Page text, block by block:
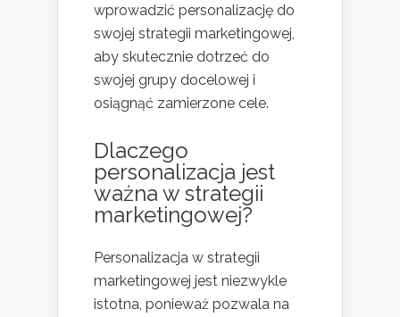
wprowadzić personalizację do
swojej strategii marketingowej,
aby skutecznie dotrzeć do
swojej grupy docelowej i
osiągnąć zamierzone cele.
Dlaczego
personalizacja jest
ważna w strategii
marketingowej?
Personalizacja w strategii
marketingowej jest niezwykle
istotna, ponieważ pozwala na